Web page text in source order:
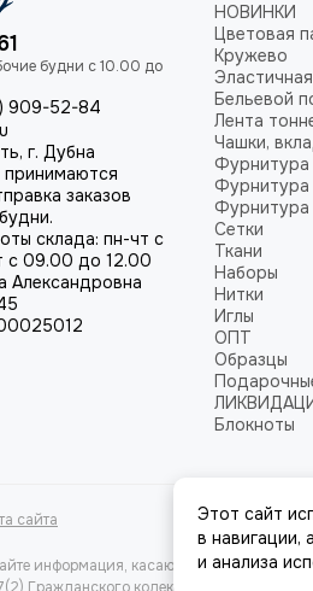
909-52-84
г. Дубна
принимаются
заказов
склада: пн-чт с
с 09.00 до 12.00
Александровна
НОВИНКИ
Цветовая
Кружево
Бельевой
Лента
Чашки,
Фурнитура
Фурнитура
Фурнитура
Сетки
Ткани
Наборы
Нитки
Иглы
ОПТ
Образцы
Блокноты
сайта
информация, касающаяся
Этот сайт
в навигации,
и анализа